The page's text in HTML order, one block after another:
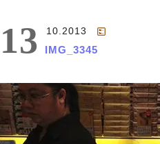
13 10.2013
IMG_3345